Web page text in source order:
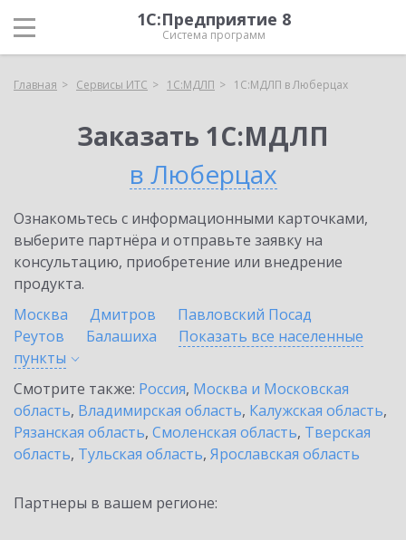
1С:Предприятие 8
Система программ
Главная Сервисы ИТС 1С:МДЛП 1С:МДЛП в Люберцах
Заказать 1С:МДЛП
в Люберцах
Ознакомьтесь с информационными карточками,
выберите партнёра и отправьте заявку на
консультацию, приобретение или внедрение
продукта.
Москва
Дмитров
Павловский Посад
Реутов
Балашиха
Показать все населенные
пункты
Смотрите также: Россия, Москва и Московская
область, Владимирская область, Калужская область,
Рязанская область, Смоленская область, Тверская
область, Тульская область, Ярославская область
Партнеры в вашем регионе: